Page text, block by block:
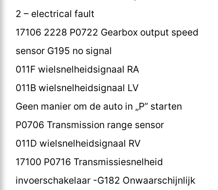
2 – electrical fault
17106 2228 P0722 Gearbox output speed
sensor G195 no signal
011F wielsnelheidsignaal RA
011B wielsnelheidsignaal LV
Geen manier om de auto in „P” starten
P0706 Transmission range sensor
011D wielsnelheidsignaal RV
17100 P0716 Transmissiesnelheid
invoerschakelaar -G182 Onwaarschijnlijk